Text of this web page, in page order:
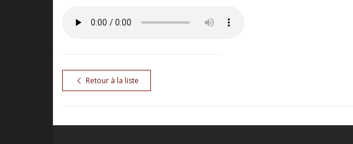
Retour à la liste